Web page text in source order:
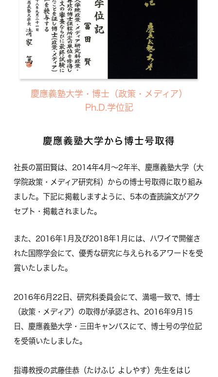
慶應義塾大学・博士（政策・メディア）
Ph.D.学位記
慶應義塾大学から博士号取得
社長の冨田賢は、2014年4月〜2年半、慶應義塾大学（大
学院政策・メディア研究科）からの博士号取得に取り組み
ました。下記に掲載しますように、5本の査読論文がアク
セプト・掲載されました。
また、2016年1月及び2018年1月には、ハワイで開催さ
れた国際学会にて、優秀な研究に与えられるアワードを受
賞いたしました。
2016年6月22日、研究科委員会にて、満場一致で、博士
（政策・メディア）の取得が承認され、2016年9月15
日、慶應義塾大学・三田キャンパスにて、博士号の学位記
を受領いたしました。
指導教授の武藤佳恭（たけふじ よしやす）先生をはじ